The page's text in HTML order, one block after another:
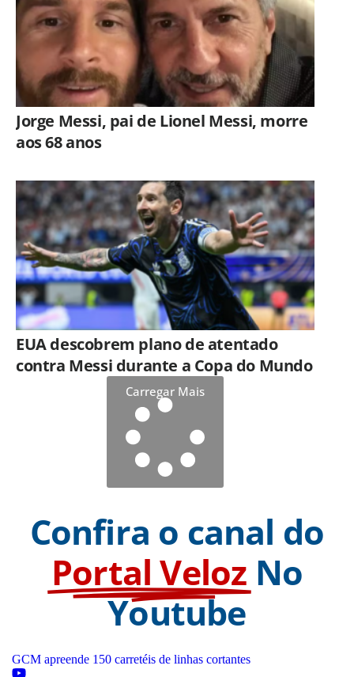
Jorge Messi, pai de Lionel Messi, morre
aos 68 anos
EUA descobrem plano de atentado
contra Messi durante a Copa do Mundo
Carregar Mais
Confira o canal do
Portal Veloz No
Youtube
GCM apreende 150 carretéis de linhas cortantes